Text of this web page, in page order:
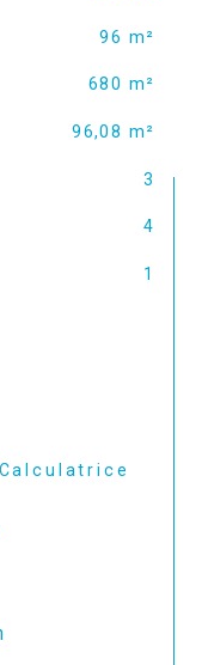
96 m²
680 m²
96,08 m²
3
4
1
Calculatrice